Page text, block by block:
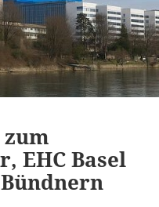
EHC Basel